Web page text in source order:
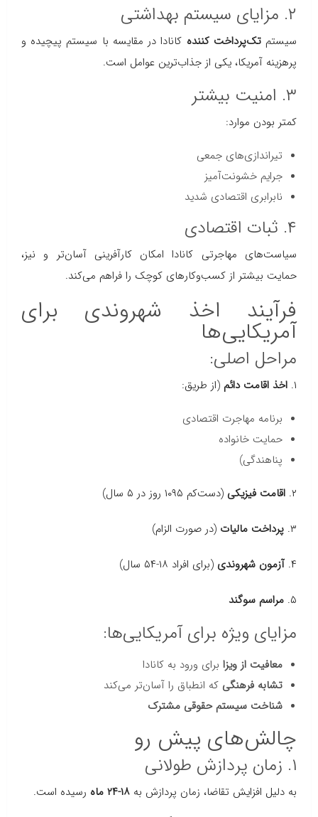
۲. مزایای سیستم بهداشتی
سیستمتک‌پرداخت کننده کانادا در مقایسه با سیستم پیچیده و
پرهزینه آمریکا، یکی از جذاب‌ترین عوامل است.
۳. امنیت بیشتر
کمتر بودن موارد:
تیراندازی‌های جمعی
جرایم خشونت‌آمیز
نابرابری اقتصادی شدید
۴. ثبات اقتصادی
سیاست‌های مهاجرتی کانادا امکان کارآفرینی آسان‌تر و نیز،
حمایت بیشتر از کسب‌وکارهای کوچک را فراهم می‌کند.
فرآیند اخذ شهروندی برای
آمریکایی‌ها
مراحل اصلی:
۱. اخذ اقامت دائم (از طریق:
برنامه مهاجرت اقتصادی
حمایت خانواده
پناهندگی)
۲. اقامت فیزیکی (دست‌کم ۱۰۹۵ روز در ۵ سال)
۳. پرداخت مالیات (در صورت الزام)
۴. آزمون شهروندی (برای افراد ۱۸-۵۴ سال)
۵. مراسم سوگند
مزایای ویژه برای آمریکایی‌ها:
معافیت از ویزا برای ورود به کانادا
تشابه فرهنگی که انطباق را آسان‌تر می‌کند
شناخت سیستم حقوقی مشترک
چالش‌های پیش رو
۱. زمان پردازش طولانی
به دلیل افزایش تقاضا، زمان پردازش به ۱۸-۲۴ ماه رسیده است.